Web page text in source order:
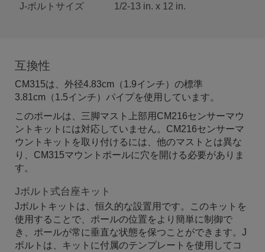
J-ボルトサイズ 1/2-13 in. x 12 in.
互換性
CM315は、外径4.83cm（1.9インチ）の標準
3.81cm（1.5インチ）パイプを使用しています。
このポールは、三脚マスト上部用CM216センサーマウ
ントキットには対応していません。CM216センサーマ
ウントキットを取り付けるには、他のマストとは異な
り、CM315マウントポールに穴を開ける必要がありま
す。
Jボルト式台座キット
Jボルトキットは、恒久的な設置用です。このキットを
使用することで、ポールの位置をより簡単に制御で
き、ポールが常に垂直な状態を保つことができます。J
ボルトは、キットに付属のテンプレートを使用してコ